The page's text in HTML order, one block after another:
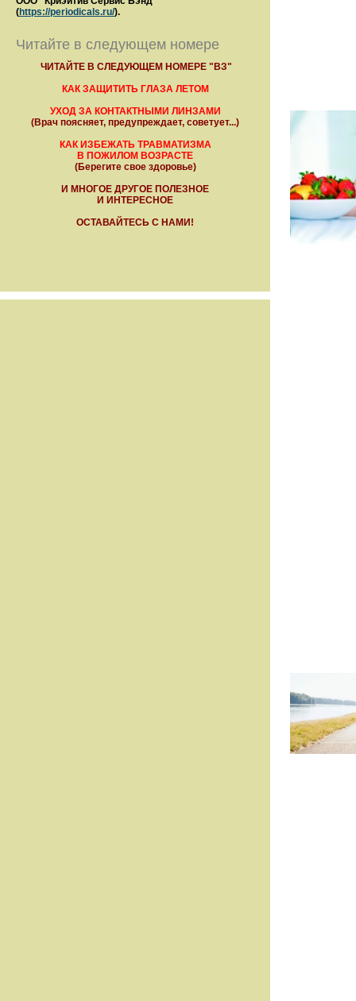
(https://periodicals.ru/).
Читайте в следующем номере
ЧИТАЙТЕ В СЛЕДУЮЩЕМ НОМЕРЕ "ВЗ"
КАК ЗАЩИТИТЬ ГЛАЗА ЛЕТОМ
УХОД ЗА КОНТАКТНЫМИ ЛИНЗАМИ
(Врач поясняет, предупреждает, советует...)
КАК ИЗБЕЖАТЬ ТРАВМАТИЗМА
В ПОЖИЛОМ ВОЗРАСТЕ
(Берегите свое здоровье)
И МНОГОЕ ДРУГОЕ ПОЛЕЗНОЕ
И ИНТЕРЕСНОЕ
ОСТАВАЙТЕСЬ С НАМИ!